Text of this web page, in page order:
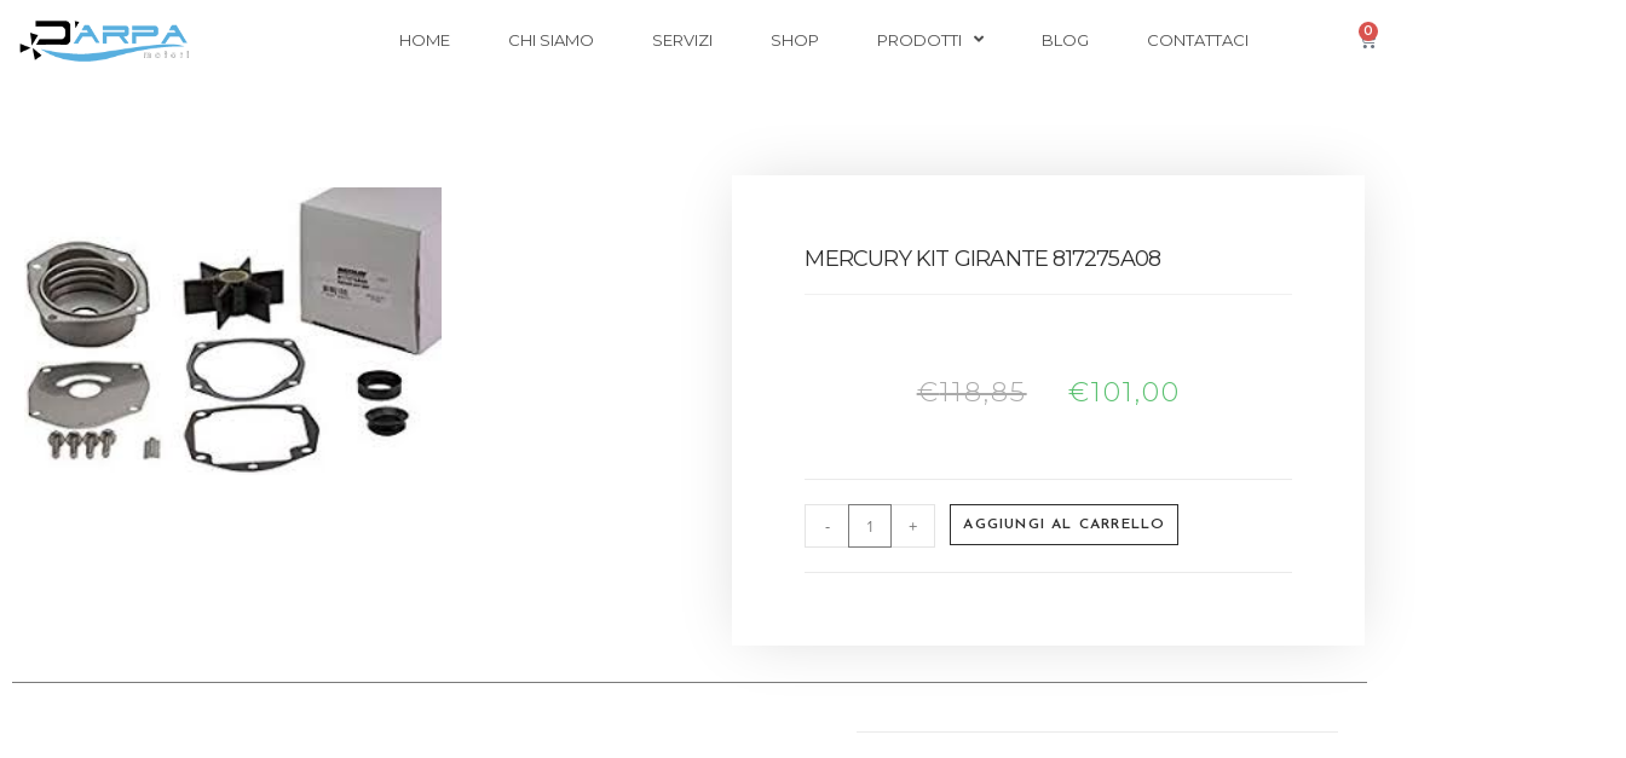
HOME CHI SIAMO SERVIZI SHOP PRODOTTI BLOG CONTATTACI 0
MERCURY KIT GIRANTE 817275A08
€118,85 €101,00
- + AGGIUNGI AL CARRELLO